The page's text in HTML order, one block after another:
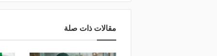
مقالات ذات صلة